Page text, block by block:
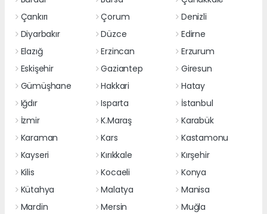
Çankırı
Çorum
Denizli
Diyarbakır
Düzce
Edirne
Elazığ
Erzincan
Erzurum
Eskişehir
Gaziantep
Giresun
Gümüşhane
Hakkari
Hatay
Iğdır
Isparta
İstanbul
İzmir
K.Maraş
Karabük
Karaman
Kars
Kastamonu
Kayseri
Kırıkkale
Kırşehir
Kilis
Kocaeli
Konya
Kütahya
Malatya
Manisa
Mardin
Mersin Muğla